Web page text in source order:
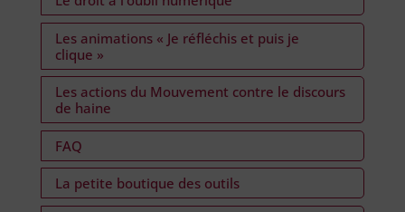
Les animations « Je réfléchis et puis je
clique »
Les actions du Mouvement contre le discours
de haine
FAQ
La petite boutique des outils